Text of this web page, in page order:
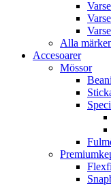
Alla
Accesoarer
Mössor